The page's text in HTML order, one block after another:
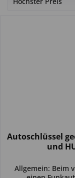
Autoschlüssel
und
Allgemein: Beim